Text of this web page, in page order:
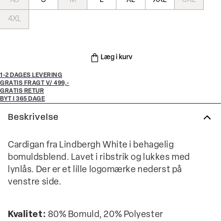
4XL
Læg i kurv
1-2 DAGES LEVERING
GRATIS FRAGT V/ 499,-
GRATIS RETUR
BYT I 365 DAGE
Beskrivelse
Cardigan fra Lindbergh White i behagelig
bomuldsblend. Lavet i ribstrik og lukkes med
lynlås. Der er et lille logomærke nederst på
venstre side.
Kvalitet: 80% Bomuld, 20% Polyester